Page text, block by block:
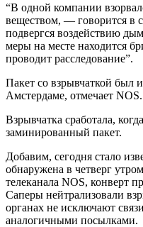
“В одной компании
веществом, — говорится
подвергся воздействию
меры на месте находится
проводит расследование”.
Пакет со взрывчаткой был
Амстердаме, отмечает NOS.
Взрывчатка сработала,
заминированный пакет.
Добавим, сегодня стало
обнаружена в четверг
телеканала NOS, конверт
Саперы нейтрализовали
органах не исключают
аналогичными посылками.